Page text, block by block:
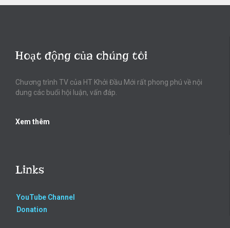
Hoạt động của chúng tôi
Chương trình TV của HT Khởi Đầu Mới rất phong phú về nội
dung các buổi hội luận, vấn đáp.
Xem thêm
Links
YouTube Channel
Donation